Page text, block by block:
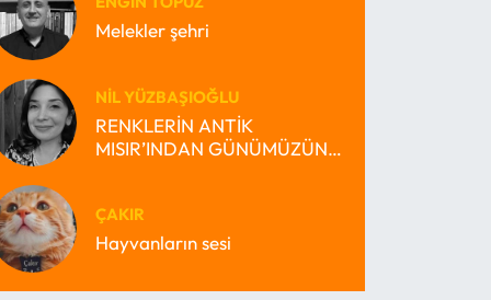
Melekler şehri
NIL YÜZBAŞIOĞLU
RENKLERİN ANTİK
MISIR’INDAN GÜNÜMÜZÜN
ÇAKIR
Hayvanların sesi